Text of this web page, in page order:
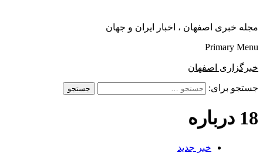
مجله خبری اصفهان ، اخبار ایران و جهان
Primary Menu
خبرگزاری اصفهان
جستجو برای:
18 درباره
خبر جدید